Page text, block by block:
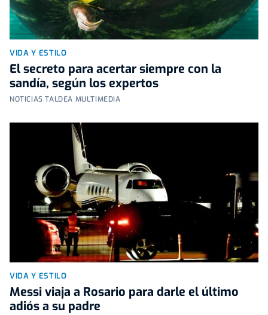
VIDA Y ESTILO
El secreto para acertar siempre con la
sandía, según los expertos
NOTICIAS TALDEA MULTIMEDIA
VIDA Y ESTILO
Messi viaja a Rosario para darle el último
adiós a su padre